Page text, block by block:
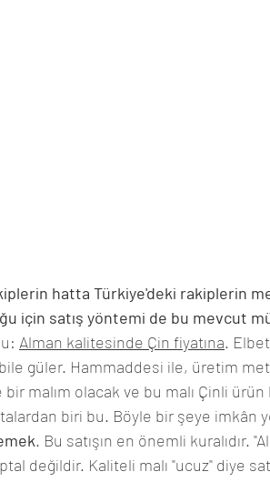
hatta Türkiye'deki rakiplerin
için satış yöntemi de bu mevcut
Alman kalitesinde Çin fiyatına.
güler. Hammaddesi ile, üretim
malım olacak ve bu malı Çinli
biri bu. Böyle bir şeye imkân
. Bu satışın en önemli kuralıdır.
değildir. Kaliteli malı "ucuz" diye